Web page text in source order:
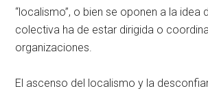
“localismo”, o bien se oponen a la idea
colectiva ha de estar dirigida o
organizaciones.
El ascenso del localismo y la